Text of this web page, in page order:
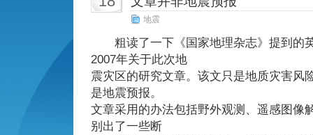
地震
粗读了一下《国家地理杂志》提到的
2007年关于此次地
震灾区的研究文章。该文只是地质灾害风
是地震预报。
文章采用的办法包括野外观测、遥感图像
别出了一些断